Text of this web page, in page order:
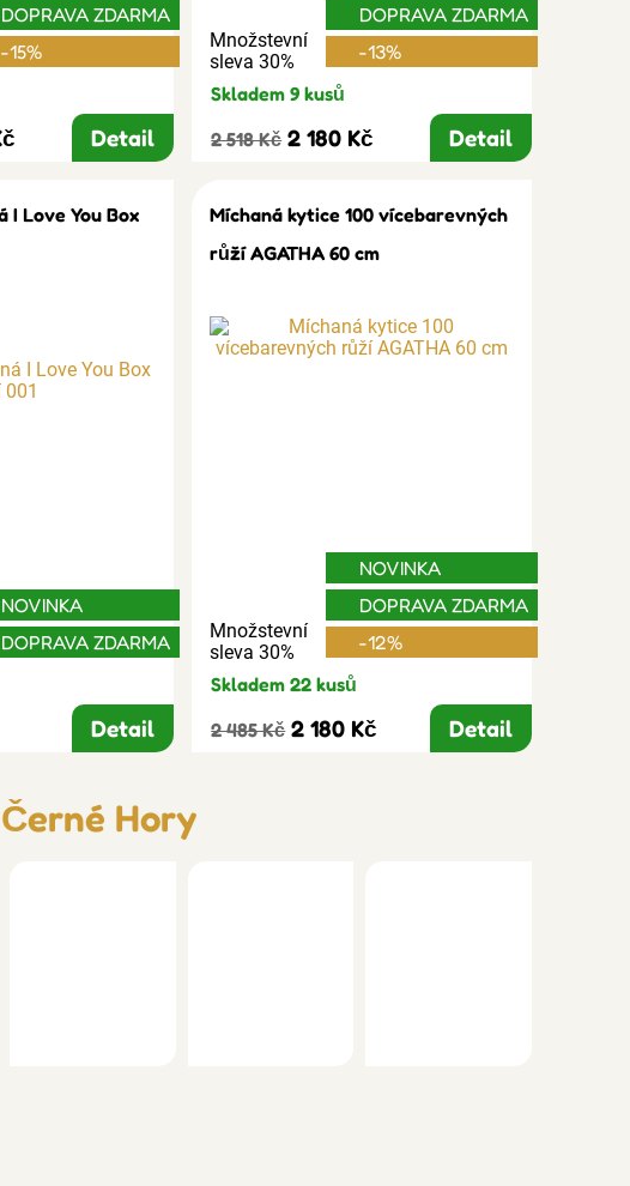
DOPRAVA ZDARMA
-15%
Detail
Množstevní
sleva 30%
DOPRAVA ZDARMA
-13%
Skladem 9 kusů
2 518 Kč 2 180 Kč Detail
I Love You Box
NOVINKA
DOPRAVA ZDARMA
Detail
Míchaná kytice 100 vícebarevných
růží AGATHA 60 cm
Množstevní
sleva 30%
NOVINKA
DOPRAVA ZDARMA
-12%
Skladem 22 kusů
2 485 Kč 2 180 Kč Detail
Hory